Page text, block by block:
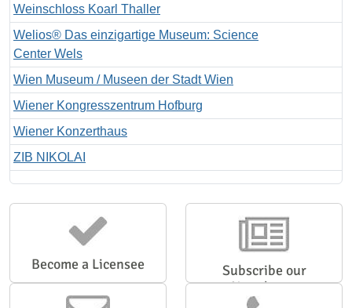
Weinschloss Koarl Thaller
Welios® Das einzigartige Museum: Science
Center Wels
Wien Museum / Museen der Stadt Wien
Wiener Kongresszentrum Hofburg
Wiener Konzerthaus
ZIB NIKOLAI
Become a Licensee
Subscribe our
Newsletter